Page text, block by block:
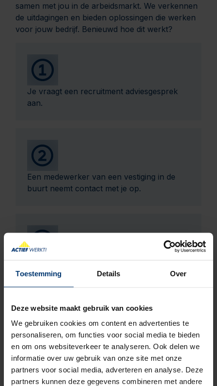
Toestemming Details Over
Deze website maakt gebruik van cookies
We gebruiken cookies om content en advertenties te
personaliseren, om functies voor social media te bieden
en om ons websiteverkeer te analyseren. Ook delen we
informatie over uw gebruik van onze site met onze
partners voor social media, adverteren en analyse. Deze
partners kunnen deze gegevens combineren met andere
samen met jou in de arbeidsmarkt. We verkennen
de uitdagingen en bieden oplossingen die werken
voor jouw bedrijf. Benieuwd hoe dit werkt?
Je vraagt een recruitment adviesgesprek
aan.
Een medewerker van een vestiging in de
buurt neemt contact met je op.
advies op maat.
We komen bij je langs om ons advies aan je
te presenteren.